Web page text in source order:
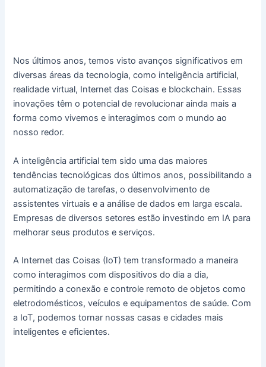
Nos últimos anos, temos visto avanços significativos em
diversas áreas da tecnologia, como inteligência artificial,
realidade virtual, Internet das Coisas e blockchain. Essas
inovações têm o potencial de revolucionar ainda mais a
forma como vivemos e interagimos com o mundo ao
nosso redor.
A inteligência artificial tem sido uma das maiores
tendências tecnológicas dos últimos anos, possibilitando a
automatização de tarefas, o desenvolvimento de
assistentes virtuais e a análise de dados em larga escala.
Empresas de diversos setores estão investindo em IA para
melhorar seus produtos e serviços.
A Internet das Coisas (IoT) tem transformado a maneira
como interagimos com dispositivos do dia a dia,
permitindo a conexão e controle remoto de objetos como
eletrodomésticos, veículos e equipamentos de saúde. Com
a IoT, podemos tornar nossas casas e cidades mais
inteligentes e eficientes.